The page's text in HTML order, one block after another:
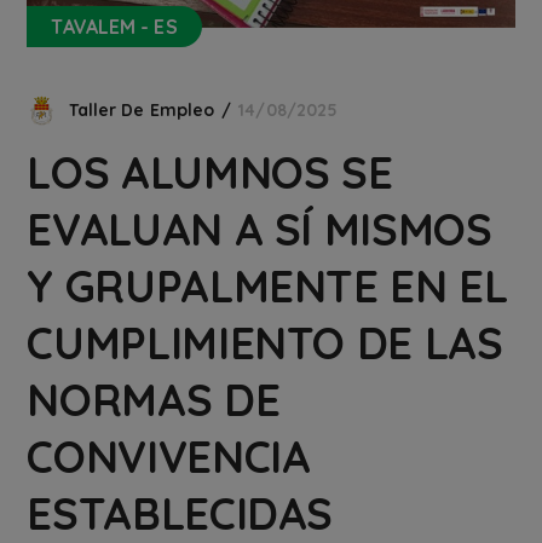
TAVALEM - ES
Taller De Empleo 14/08/2025
LOS ALUMNOS SE
EVALUAN A SÍ MISMOS
Y GRUPALMENTE EN EL
CUMPLIMIENTO DE LAS
NORMAS DE
CONVIVENCIA
ESTABLECIDAS